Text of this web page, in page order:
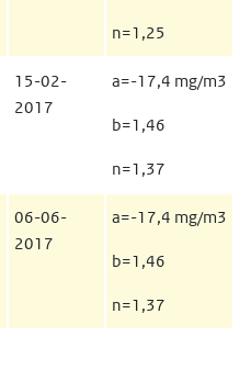
n=1,25
15-02-
2017
a=-17,4 mg/m3
b=1,46
n=1,37
06-06-
2017
a=-17,4 mg/m3
b=1,46
n=1,37